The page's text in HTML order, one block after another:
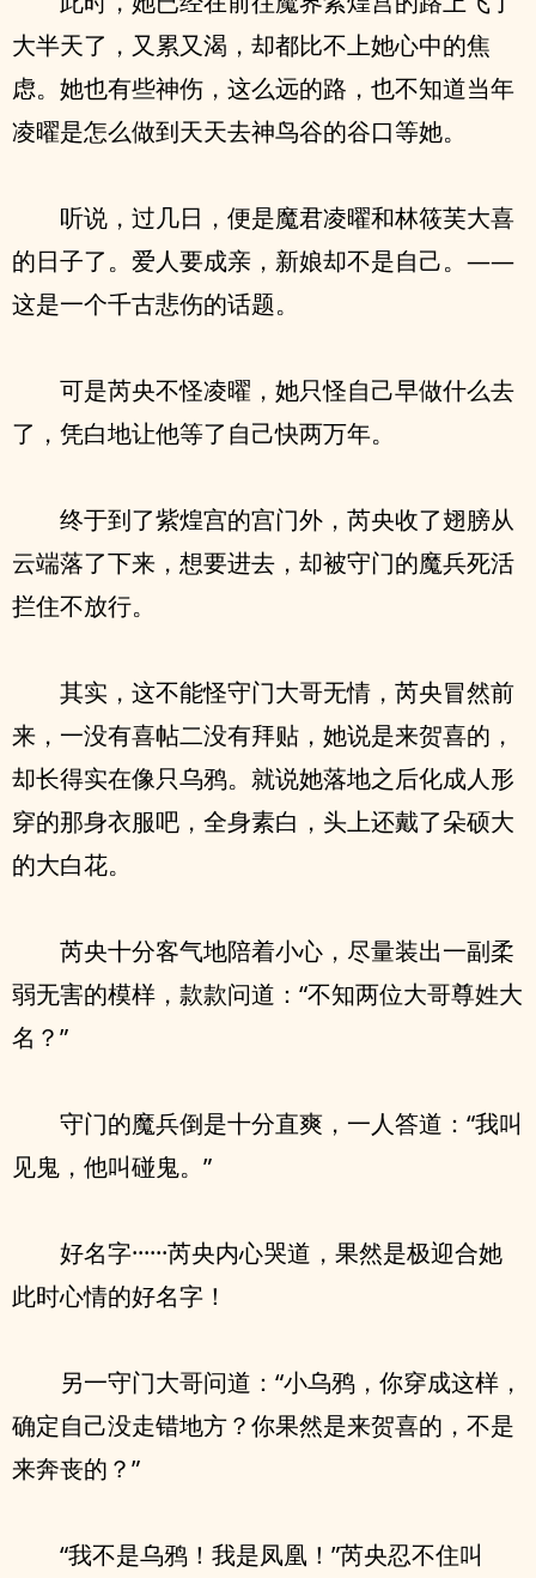
大半天了，又累又渴，却都比不上她心中的焦
虑。她也有些神伤，这么远的路，也不知道当年
凌曜是怎么做到天天去神鸟谷的谷口等她。
听说，过几日，便是魔君凌曜和林筱芙大喜
的日子了。爱人要成亲，新娘却不是自己。——
这是一个千古悲伤的话题。
可是芮央不怪凌曜，她只怪自己早做什么去
了，凭白地让他等了自己快两万年。
终于到了紫煌宫的宫门外，芮央收了翅膀从
云端落了下来，想要进去，却被守门的魔兵死活
拦住不放行。
其实，这不能怪守门大哥无情，芮央冒然前
来，一没有喜帖二没有拜贴，她说是来贺喜的，
却长得实在像只乌鸦。就说她落地之后化成人形
穿的那身衣服吧，全身素白，头上还戴了朵硕大
的大白花。
芮央十分客气地陪着小心，尽量装出一副柔
弱无害的模样，款款问道：“不知两位大哥尊姓大
名？”
守门的魔兵倒是十分直爽，一人答道：“我叫
见鬼，他叫碰鬼。”
好名字······芮央内心哭道，果然是极迎合她
此时心情的好名字！
另一守门大哥问道：“小乌鸦，你穿成这样，
确定自己没走错地方？你果然是来贺喜的，不是
来奔丧的？”
“我不是乌鸦！我是凤凰！”芮央忍不住叫